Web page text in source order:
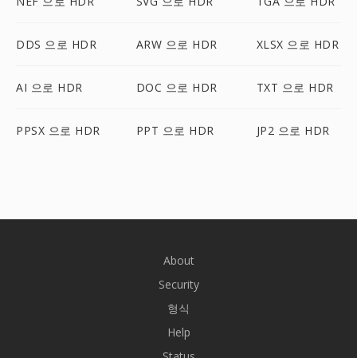
DDS 으로 HDR ARW 으로 HDR XLSX 으로 HDR
AI 으로 HDR DOC 으로 HDR TXT 으로 HDR
PPSX 으로 HDR PPT 으로 HDR JP2 으로 HDR
About
Security
형식
Help